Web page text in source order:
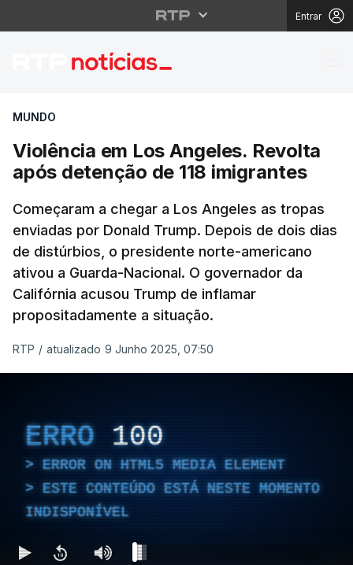
Entrar
Violência em Los
MUNDO
Violência em Los Angeles. Revolta
após detenção de 118 imigrantes
Começaram a chegar a Los Angeles as tropas
enviadas por Donald Trump. Depois de dois dias
de distúrbios, o presidente norte-americano
ativou a Guarda-Nacional. O governador da
Califórnia acusou Trump de inflamar
propositadamente a situação.
RTP / atualizado 9 Junho 2025, 07:50
ERRO 100
ERROR ON HTML5 MEDIA ELEMENT
ESTE CONTEÚDO ESTÁ NESTE MOMENTO
INDISPONÍVEL